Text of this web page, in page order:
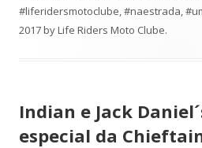
#liferidersmotoclube #naestrada
2017byLife Riders Moto Clube.
Indian e Jack
especial da